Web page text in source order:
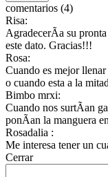
comentarios (4)
Risa:
AgradecerÃ­a su
este dato. Gracias!!!
Rosa:
Cuando es mejor
o cuando esta a la
Bimbo mrxi:
Cuando nos surtÃ­an
ponÃ­an la manguera
Rosadalia :
Me interesa tener un
Cerrar